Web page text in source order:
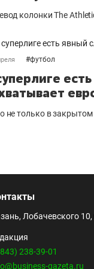
колонки The
#футбол
не только в
Лобачевского 10,
238-39-01
gazeta.ru